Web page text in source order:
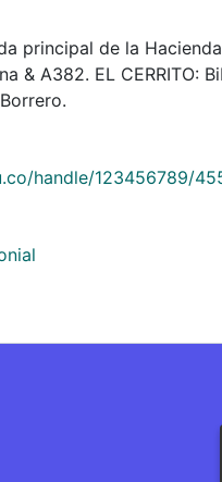
principal de la
& A382. EL CERRITO:
handle/123456789/